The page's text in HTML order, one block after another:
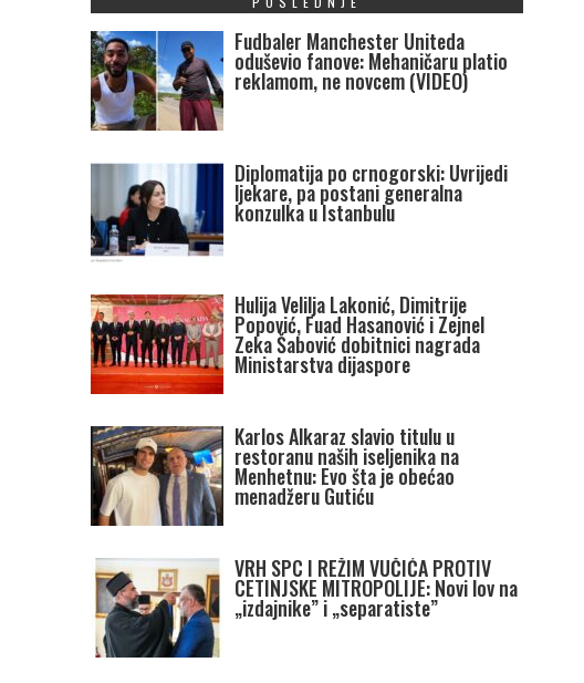
Fudbaler Manchester Uniteda
oduševio fanove: Mehaničaru platio
reklamom, ne novcem (VIDEO)
Diplomatija po crnogorski: Uvrijedi
ljekare, pa postani generalna
konzulka u Istanbulu
Hulija Velilja Lakonić, Dimitrije
Popović, Fuad Hasanović i Zejnel
Zeka Šabović dobitnici nagrada
Ministarstva dijaspore
Karlos Alkaraz slavio titulu u
restoranu naših iseljenika na
Menhetnu: Evo šta je obećao
menadžeru Gutiću
VRH SPC I REŽIM VUČIĆA PROTIV
CETINJSKE MITROPOLIJE: Novi lov na
„izdajnike” i „separatiste”